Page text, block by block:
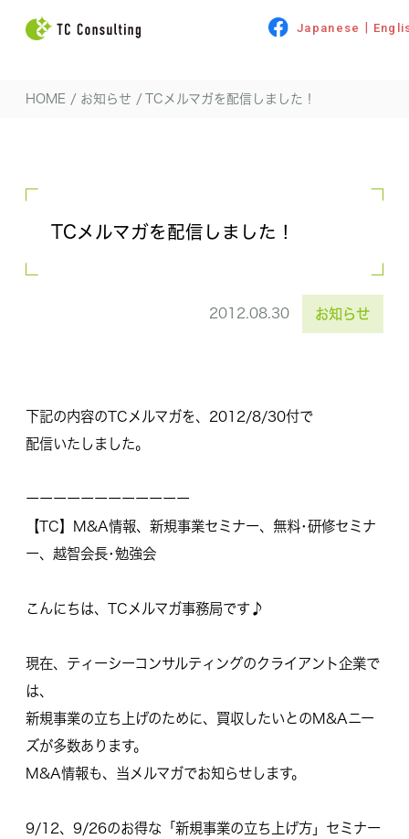
Japanese
HOME / お知らせ / TCメルマガを配信しました！
TCメルマガを配信しました！
2012.08.30 お知らせ
下記の内容のTCメルマガを、2012/8/30付で
配信いたしました。
ーーーーーーーーーーーー
【TC】M&A情報、新規事業セミナー、無料･研修セミナ
ー、越智会長･勉強会
こんにちは、TCメルマガ事務局です♪
現在、ティーシーコンサルティングのクライアント企業で
は、
新規事業の立ち上げのために、買収したいとのM&Aニー
ズが多数あります。
M&A情報も、当メルマガでお知らせします。
9/12、9/26のお得な「新規事業の立ち上げ方」セミナー